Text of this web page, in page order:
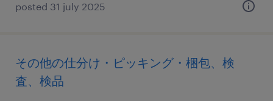
posted 31 july 2025
その他の仕分け・ピッキング・梱包、検
査、検品